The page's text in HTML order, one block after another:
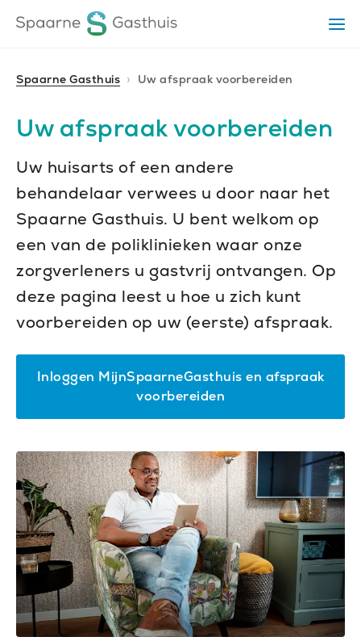
direct
direct
Ga
naar
homepagina
het
Spaarne Gasthuis Uw afspraak voorbereiden
Uw afspraak voorbereiden
Uw huisarts of een andere
behandelaar verwees u door naar het
Spaarne Gasthuis. U bent welkom op
een van de poliklinieken waar onze
zorgverleners u gastvrij ontvangen. Op
deze pagina leest u hoe u zich kunt
voorbereiden op uw (eerste) afspraak.
Inloggen MijnSpaarneGasthuis en afspraak
voorbereiden
(Opent